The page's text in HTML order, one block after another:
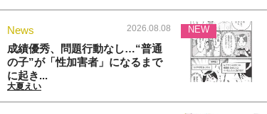
News 2026.08.08
成績優秀、問題行動なし…“普通
の子”が「性加害者」になるまで
に起き...
大夏えい
NEW